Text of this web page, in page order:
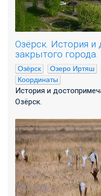
Озёрск. История и
закрытого города.
Озёрск Озеро Иртяш
Координаты
История и
Озёрск.